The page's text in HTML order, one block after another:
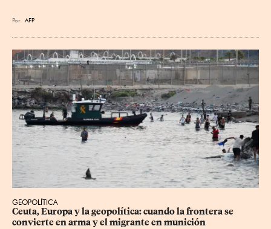
Por AFP
GEOPOLÍTICA
Ceuta, Europa y la geopolítica: cuando la frontera se
convierte en arma y el migrante en munición